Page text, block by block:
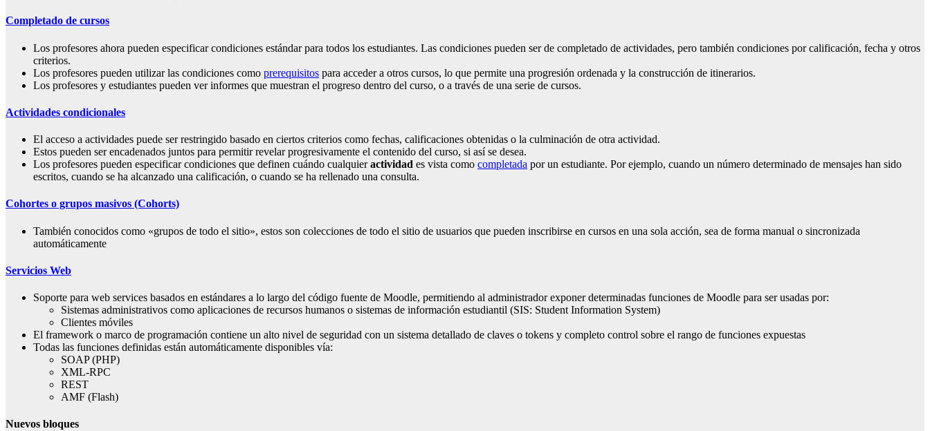
Completado de cursos
Los profesores ahora pueden especificar condiciones estándar para todos los estudiantes. Las condiciones pueden ser de completado de actividades, pero también condiciones por calificación, fecha y otros
criterios.
Los profesores pueden utilizar las condiciones como prerequisitos para acceder a otros cursos, lo que permite una progresión ordenada y la construcción de itinerarios.
Los profesores y estudiantes pueden ver informes que muestran el progreso dentro del curso, o a través de una serie de cursos.
Actividades condicionales
El acceso a actividades puede ser restringido basado en ciertos criterios como fechas, calificaciones obtenidas o la culminación de otra actividad.
Estos pueden ser encadenados juntos para permitir revelar progresivamente el contenido del curso, si así se desea.
Los profesores pueden especificar condiciones que definen cuándo cualquieractividad es vista como completada por un estudiante. Por ejemplo, cuando un número determinado de mensajes han sido
escritos, cuando se ha alcanzado una calificación, o cuando se ha rellenado una consulta.
Cohortes o grupos masivos (Cohorts)
También conocidos como «grupos de todo el sitio», estos son colecciones de todo el sitio de usuarios que pueden inscribirse en cursos en una sola acción, sea de forma manual o sincronizada
automáticamente
Servicios Web
Soporte para web services basados en estándares a lo largo del código fuente de Moodle, permitiendo al administrador exponer determinadas funciones de Moodle para ser usadas por:
Sistemas administrativos como aplicaciones de recursos humanos o sistemas de información estudiantil (SIS: Student Information System)
Clientes móviles
El framework o marco de programación contiene un alto nivel de seguridad con un sistema detallado de claves o tokens y completo control sobre el rango de funciones expuestas
Todas las funciones definidas están automáticamente disponibles vía:
SOAP (PHP)
XML-RPC
REST
AMF (Flash)
Nuevos bloques